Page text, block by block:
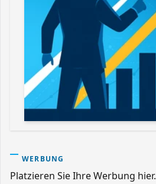
WERBUNG
Platzieren Sie Ihre Werbung hier.